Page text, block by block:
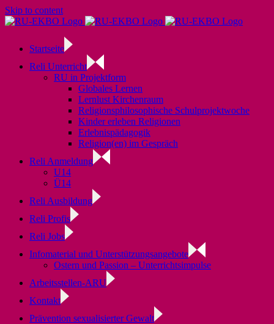
Skip to content
Startseite
Reli Unterricht
RU in Projektform
Globales Lernen
Lernlust Kirchenraum
Religionsphilosophische Schulprojektwoche
Kinder erleben Religionen
Erlebnispädagogik
Religion(en) im Gespräch
Reli Anmeldung
U14
Ü14
Reli Ausbildung
Reli Profis
Reli Jobs
Infomaterial und Unterstützungsangebote
Ostern und Passion – Unterrichtsimpulse
Arbeitsstellen-ARU
Kontakt
Prävention sexualisierter Gewalt